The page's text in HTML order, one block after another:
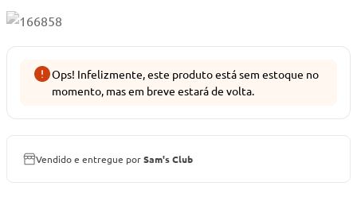
Ops! Infelizmente, este produto está sem estoque no
momento, mas em breve estará de volta.
Vendido e entregue porSam's Club